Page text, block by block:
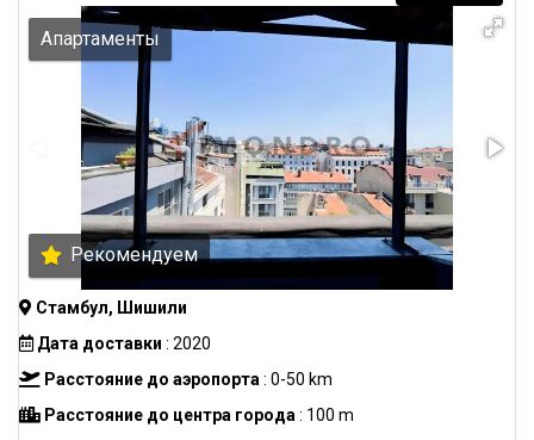
Апартаменты
Рекомендуем
Стамбул, Шишили
Дата доставки : 2020
Расстояние до аэропорта : 0-50 km
Расстояние до центра города : 100 m